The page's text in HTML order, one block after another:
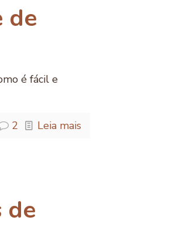
de
é fácil e
2 Leia mais
de